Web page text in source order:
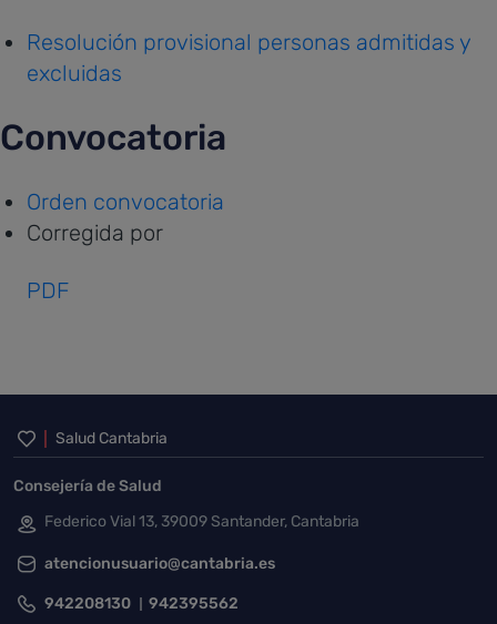
Resolución provisional personas admitidas y
excluidas
Convocatoria
Orden convocatoria
Corregida por
PDF
Inicio del pie de página
Salud Cantabria
Consejería de Salud
Federico Vial 13, 39009 Santander, Cantabria
atencionusuario@cantabria.es
942208130 942395562